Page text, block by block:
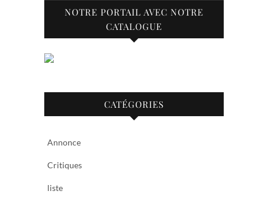
NOTRE PORTAIL AVEC NOTRE
CATALOGUE
CATÉGORIES
Annonce
Critiques
liste